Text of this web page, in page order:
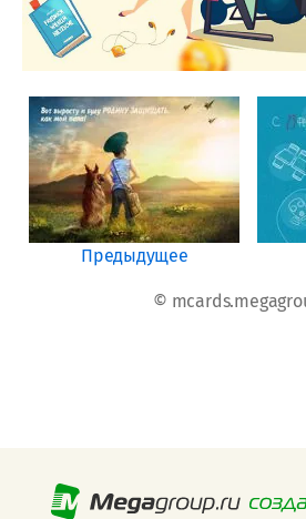
Предыдущее
©